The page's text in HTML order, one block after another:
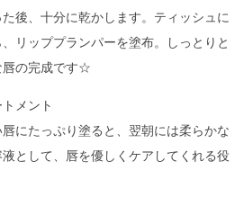
後、十分に乾かします。ティッシュに
リッププランパーを塗布。しっとりと
唇の完成です☆
メント
にたっぷり塗ると、翌朝には柔らかな
として、唇を優しくケアしてくれる役